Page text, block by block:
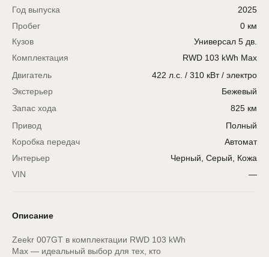
Заказать тест-драйв
Рассчитать кредит
Описание
825 км
Запас хода
Полный
2025
Привод
Год выпуска
Автомат
0 км
Коробка передач
Пробег
RWD 103 kWh Max
Комплектация
422 л.с. / 310 кВт / электро
Двигатель
Бежевый
Экстерьер
Универсал 5 дв.
Кузов
Черный, Серый, Кожа
Интерьер
Zeekr 007GT в комплектации RWD 103 kWh
Max — идеальный выбор для тех, кто
—
VIN